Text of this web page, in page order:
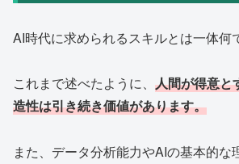
AI時代に求められるスキルとは一体何
これまで述べたように、 人間が得意と
造性は引き続き価値があります。
また、データ分析能力やAIの基本的な